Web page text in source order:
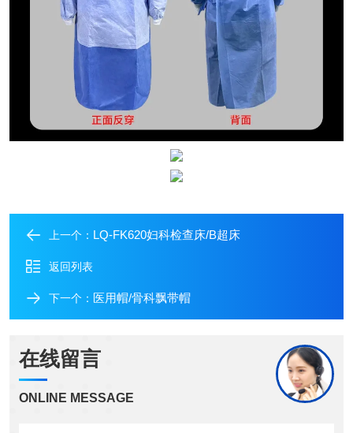
上一个： LQ-FK620妇科检查床/B超床
返回列表
下一个： 医用帽/骨科飘带帽
在线留言
ONLINE MESSAGE